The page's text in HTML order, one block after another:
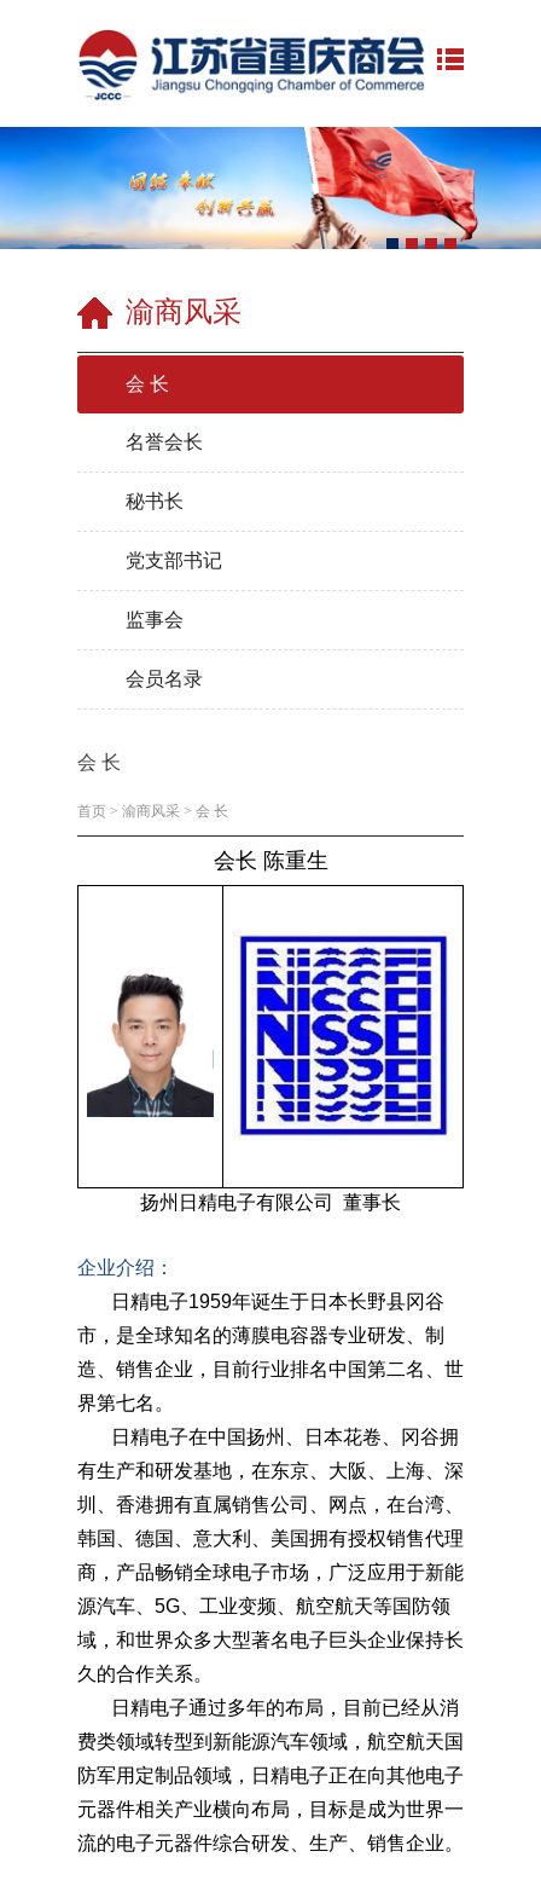
渝商风采
会 长
名誉会长
秘书长
党支部书记
监事会
会员名录
会 长
首页 > 渝商风采 > 会 长
会长 陈重生
扬州日精电子有限公司 董事长
企业介绍 ：
日精电子1959年诞生于日本长野县冈谷
市，是全球知名的薄膜电容器专业研发、制
造、销售企业，目前行业排名中国第二名、世
界第七名。
日精电子在中国扬州、日本花卷、冈谷拥
有生产和研发基地，在东京、大阪、上海、深
圳、香港拥有直属销售公司、网点，在台湾、
韩国、德国、意大利、美国拥有授权销售代理
商，产品畅销全球电子市场，广泛应用于新能
源汽车、 5G、工业变频、 航空航天等国防领
域，和世界众多大型著名电子巨头企业保持长
久的合作关系。
日精电子通过多年的布局 ，目前已经从消
费类领域转型到新能源汽车领域，航空航天国
防军用定制品领域，日精电子正在向其他电子
元器件相关产业横向布局，目标是成为世界一
流的电子元器件综合研发、生产、销售企业。